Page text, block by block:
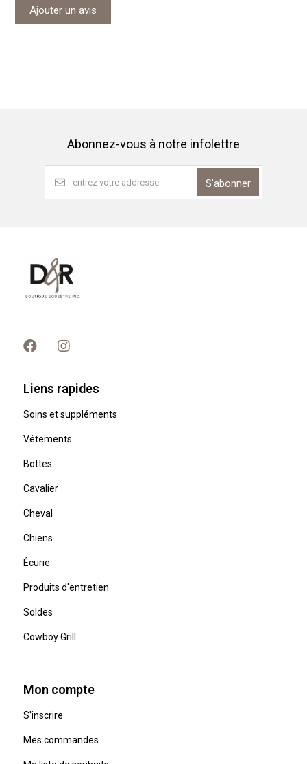
Ajouter un avis
Abonnez-vous à notre infolettre
S'abonner
Liens rapides
Soins et suppléments
Vêtements
Bottes
Cavalier
Cheval
Chiens
Écurie
Produits d'entretien
Soldes
Cowboy Grill
Mon compte
S'inscrire
Mes commandes